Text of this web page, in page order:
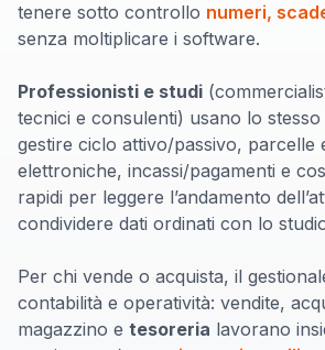
tenere sotto controllo numeri,
senza moltiplicare i software.
Professionisti e studi
tecnici e consulenti) usano lo
gestire ciclo attivo/passivo, parcelle
elettroniche, incassi/pagamenti e
rapidi per leggere l’andamento
condividere dati ordinati con lo
Per chi vende o acquista, il
contabilità e operatività: vendite,
magazzino e tesoreria lavorano